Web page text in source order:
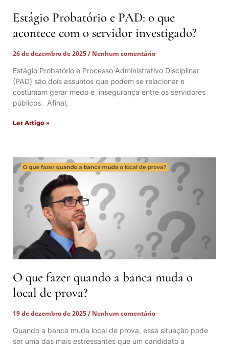
Estágio Probatório e PAD: o que
acontece com o servidor investigado?
26 de dezembro de 2025
Nenhum comentário
Estágio Probatório e Processo Administrativo Disciplinar
(PAD) são dois assuntos que podem se relacionar e
costumam gerar medo e insegurança entre os servidores
públicos. Afinal,
Ler Artigo »
O que fazer quando a banca muda o
local de prova?
19 de dezembro de 2025
Nenhum comentário
Quando a banca muda local de prova, essa situação pode
ser uma das mais estressantes que um candidato a